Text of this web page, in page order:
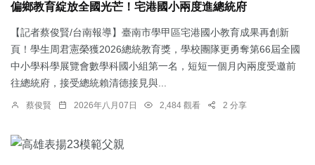
偏鄉教育綻放全國光芒！宅港國小兩度進總統府
【記者蔡俊賢/台南報導】臺南市學甲區宅港國小教育成果再創新
頁！學生周君憲榮獲2026總統教育獎，學校團隊更勇奪第66屆全國
中小學科學展覽會數學科國小組第一名，短短一個月內兩度受邀前
往總統府，接受總統賴清德接見與...
蔡俊賢 2026年八月07日 2,484 觀看 2 分享